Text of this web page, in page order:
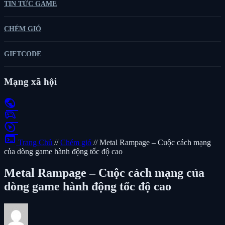
TIN TỨC GAME
CHÉM GIÓ
GIFTCODE
Mạng xã hội
public
sports_esports
play_circle
terminal Trang Chủ // Chém gió // Metal Rampage – Cuộc cách mạng
của dòng game hành động tốc độ cao
Metal Rampage – Cuộc cách mạng của
dòng game hành động tốc độ cao